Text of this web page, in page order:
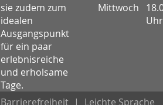
sie zudem zum
idealen
Ausgangspunkt
für ein paar
erlebnisreiche
und erholsame
Tage.
Mittwoch
Uhr
Barrierefreiheit | Leichte Sprache